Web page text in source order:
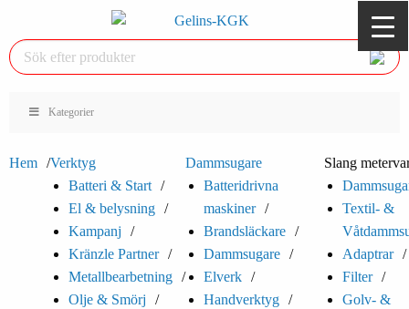
Kategorier
Hem
Verktyg
Batteri & Start
El & belysning
Kampanj
Kränzle Partner
Metallbearbetning
Olje & Smörj
Dammsugare
Batteridrivna
maskiner
Brandsläckare
Dammsugare
Elverk
Handverktyg
Slang
Textil- &
Adaptrar
Filter
Golv- &